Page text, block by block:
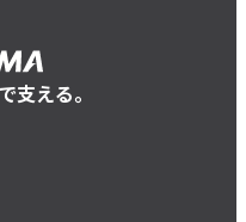
支える。